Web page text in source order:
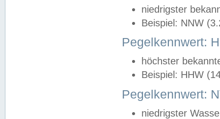
niedrigster
Beispiel: NNW
Pegelkennwert:
höchster
Beispiel: HHW
Pegelkennwert:
niedrigster